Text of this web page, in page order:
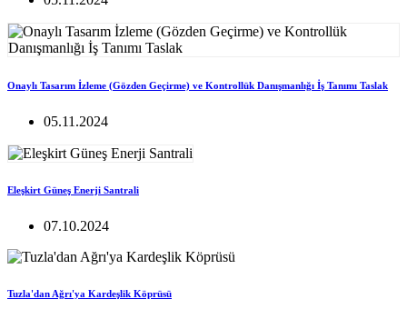
Onaylı Tasarım İzleme (Gözden Geçirme) ve Kontrollük Danışmanlığı İş Tanımı Taslak
05.11.2024
Eleşkirt Güneş Enerji Santrali
07.10.2024
Tuzla'dan Ağrı'ya Kardeşlik Köprüsü